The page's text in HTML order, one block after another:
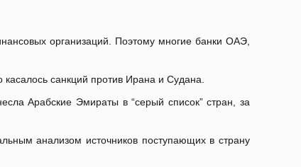
организаций. Поэтому многие банки ОАЭ,
санкций против Ирана и Судана.
Арабские Эмираты в “серый список” стран, за
анализом источников поступающих в страну